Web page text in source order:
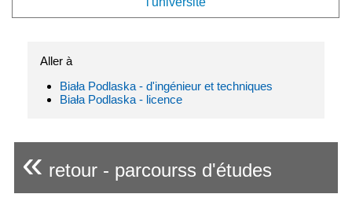
Aller à
Biała Podlaska - d'ingénieur et techniques
Biała Podlaska - licence
« retour - parcourss d'études